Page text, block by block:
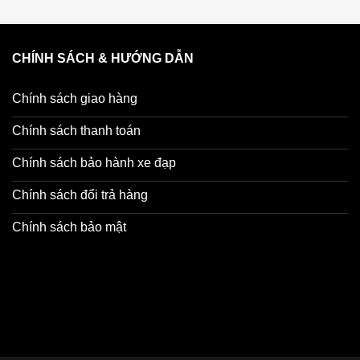
20 inch:
và các vòng bi cao cấp giúp bố mẹ có thể yên tâm cho bé sử
dài sử dụng và an toàn cho sức khỏe
như các loại tem dán thông thường
và êm
hợp với chiều cao của bé
Bon nhẹ, bền với thời gian
CHÍNH SÁCH & HƯỚNG DẪN
Chính sách giao hàng
Chính sách thanh toán
Chính sách bảo hành xe đạp
Chính sách đổi trả hàng
Chính sách bảo mật